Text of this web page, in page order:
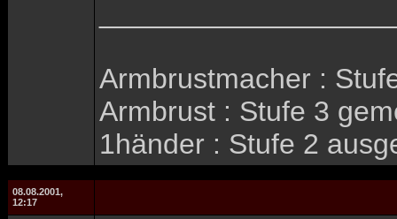
Armbrustmacher :
Armbrust : Stufe 3
1händer : Stufe 2
08.08.2001,
12:17